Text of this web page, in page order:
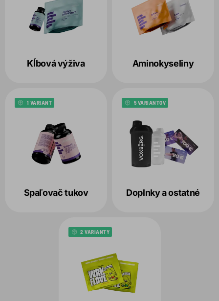
Kĺbová výživa Aminokyseliny
Spaľovač tukov
1 VARIANT
Doplnky a ostatné
5 VARIANTOV
2 VARIANTY